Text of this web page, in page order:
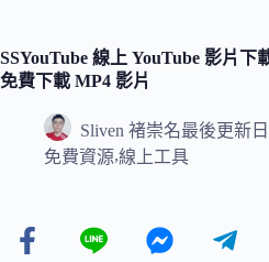
SSYouTube 線上 YouTube 影片下
免費下載 MP4 影片
Sliven 褚崇名最後更新日
免費資源,線上工具